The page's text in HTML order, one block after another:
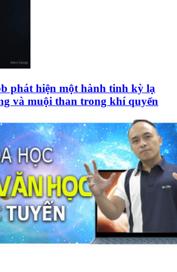
phát hiện một hành tinh kỳ lạ
và muội than trong khí quyển